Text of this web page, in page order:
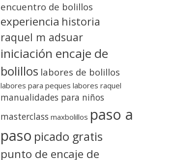
encuentro de bolillos
experiencia historia
raquel m adsuar
iniciación encaje de
bolillos labores de bolillos
labores para peques labores raquel
manualidades para niños
masterclass maxbolillos paso a
paso picado gratis
punto de encaje de